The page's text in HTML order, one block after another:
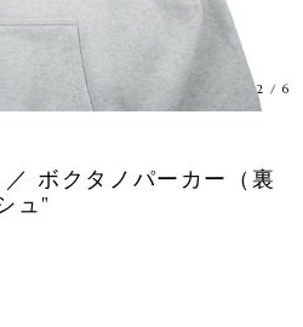
3 /6
ボクタノパーカー（裏
ュ"